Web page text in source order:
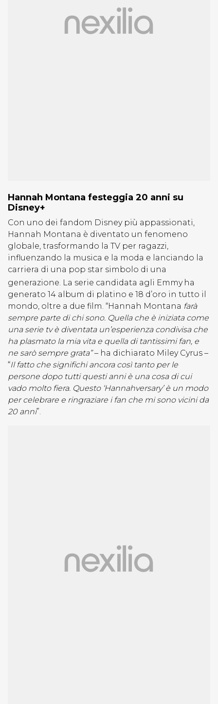
Hannah Montana festeggia 20 anni su
Disney+
Con uno dei fandom Disney più appassionati,
Hannah Montana è diventato un fenomeno
globale, trasformando la TV per ragazzi,
influenzando la musica e la moda e lanciando la
carriera di una pop star simbolo di una
generazione. La serie candidata agli Emmy ha
generato 14 album di platino e 18 d’oro in tutto il
mondo, oltre a due film. “Hannah Montana farà
sempre parte di chi sono. Quella che è iniziata come
una serie tv è diventata un’esperienza condivisa che
ha plasmato la mia vita e quella di tantissimi fan, e
ne sarò sempre grata”– ha dichiarato Miley Cyrus –
“Il fatto che significhi ancora così tanto per le
persone dopo tutti questi anni è una cosa di cui
vado molto fiera. Questo ‘ Hannahversary’ è un modo
per celebrare e ringraziare i fan che mi sono vicini da
20 anni”.